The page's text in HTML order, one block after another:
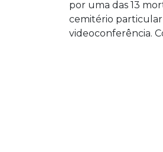
por uma das 13
cemitério particular
videoconferência.